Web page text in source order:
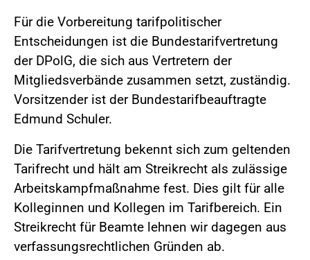
Für die Vorbereitung tarifpolitischer
Entscheidungen ist die Bundestarifvertretung
der DPolG, die sich aus Vertretern der
Mitgliedsverbände zusammen setzt, zuständig.
Vorsitzender ist der Bundestarifbeauftragte
Edmund Schuler.
Die Tarifvertretung bekennt sich zum geltenden
Tarifrecht und hält am Streikrecht als zulässige
Arbeitskampfmaßnahme fest. Dies gilt für alle
Kolleginnen und Kollegen im Tarifbereich. Ein
Streikrecht für Beamte lehnen wir dagegen aus
verfassungsrechtlichen Gründen ab.